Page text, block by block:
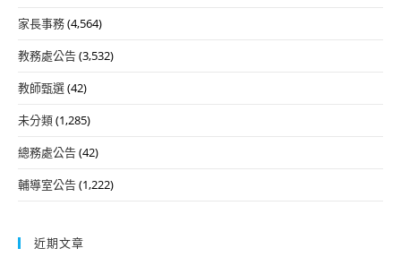
家長事務(4,564)
教務處公告(3,532)
教師甄選(42)
未分類(1,285)
總務處公告(42)
輔導室公告(1,222)
近期文章